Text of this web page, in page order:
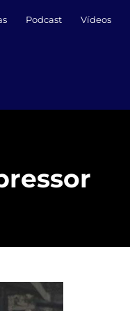
Podcast Vídeos